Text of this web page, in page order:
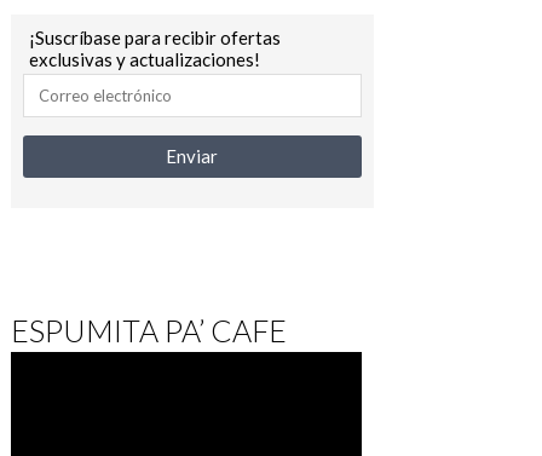
¡Suscríbase para recibir ofertas
exclusivas y actualizaciones!
ESPUMITA PA’ CAFE